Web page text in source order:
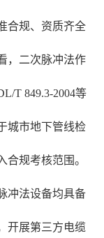
合规、资质齐全
，二次脉冲法作
T 849.3-2004等
城市地下管线检
合规考核范围。
冲法设备均具备
开展第三方电缆